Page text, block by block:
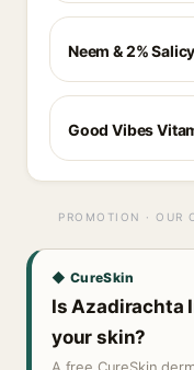
Neem & 2%
Good Vibes
PROMOTION · OUR
◆ CureSkin
Is Azadirachta
your skin?